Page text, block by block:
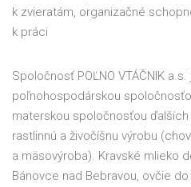
k zvieratám, organizačné
k práci
Spoločnosť POĽNO VTÁČNIK
poľnohospodárskou
materskou spoločnosťou
rastlinnú a živočíšnu výrobu
a mäsovýroba). Kravské mlieko
Bánovce nad Bebravou, ovčie